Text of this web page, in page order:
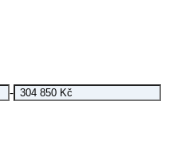
-